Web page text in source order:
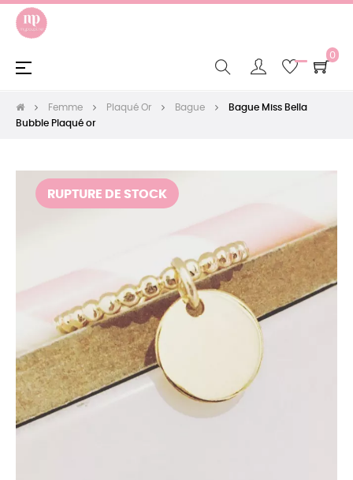
0
Basculer
☰
Femme Plaqué Or Bague
Bague Miss Bella
Bubble Plaqué or
RUPTURE DE STOCK